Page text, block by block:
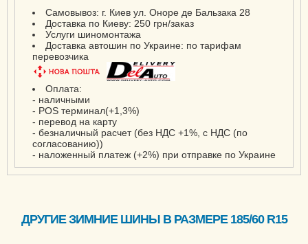
Самовывоз: г. Киев ул. Оноре де Бальзака 28
Доставка по Киеву: 250 грн/заказ
Услуги шиномонтажа
Доставка автошин по Украине: по тарифам
перевозчика
Оплата:
- наличными
- POS терминал(+1,3%)
- перевод на карту
- безналичный расчет (без НДС +1%, с НДС (по
согласованию))
- наложенный платеж (+2%) при отправке по Украине
ДРУГИЕ ЗИМНИЕ ШИНЫ В РАЗМЕРЕ 185/60 R15